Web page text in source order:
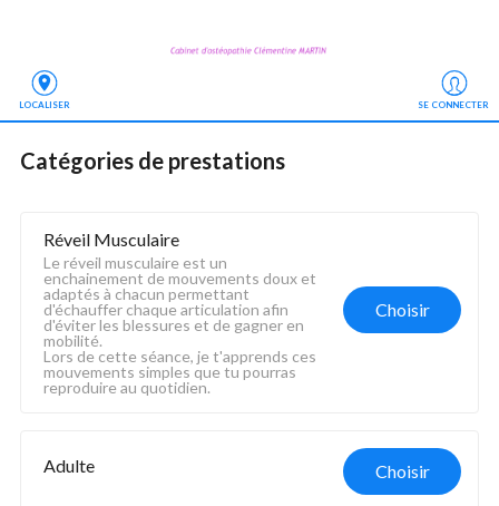
LOCALISER SE CONNECTER
Catégories de prestations
Choisir
Réveil Musculaire
Le réveil musculaire est un
enchainement de mouvements doux et
adaptés à chacun permettant
d'échauffer chaque articulation afin
d'éviter les blessures et de gagner en
mobilité.
Lors de cette séance, je t'apprends ces
mouvements simples que tu pourras
reproduire au quotidien.
Choisir
Adulte